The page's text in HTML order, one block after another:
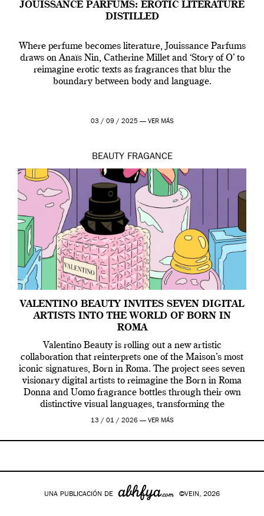
JOUISSANCE PARFUMS: EROTIC LITERATURE
DISTILLED
Where perfume becomes literature, Jouissance Parfums
draws on Anaïs Nin, Catherine Millet and ‘Story of O’ to
reimagine erotic texts as fragrances that blur the
boundary between body and language.
03 / 09 / 2025 — VER MÁS
BEAUTY FRAGANCE
VALENTINO BEAUTY INVITES SEVEN DIGITAL
ARTISTS INTO THE WORLD OF BORN IN
ROMA
Valentino Beauty is rolling out a new artistic
collaboration that reinterprets one of the Maison’s most
iconic signatures, Born in Roma. The project sees seven
visionary digital artists to reimagine the Born in Roma
Donna and Uomo fragrance bottles through their own
distinctive visual languages, transforming the
emblematic design into a contemporary canvas.
13 / 01 / 2026 — VER MÁS
UNA PUBLICACIÓN DE ©VEIN, 2026